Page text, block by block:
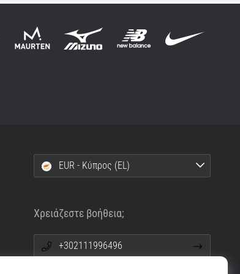
EUR - Κύπρος (EL)
Χρειάζεστε βοήθεια;
+302111996496